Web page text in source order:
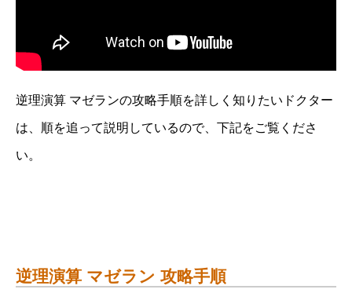
逆理演算 マゼランの攻略手順を詳しく知りたいドクター
は、順を追って説明しているので、下記をご覧くださ
い。
逆理演算 マゼラン 攻略手順